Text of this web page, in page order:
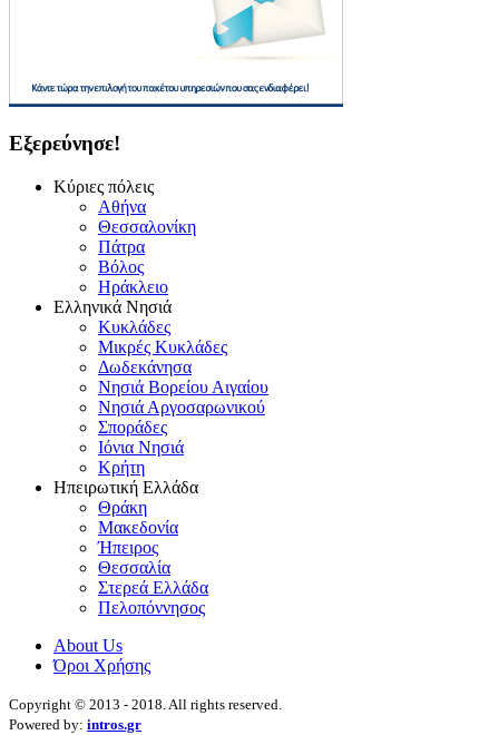
Εξερεύνησε!
Κύριες πόλεις
Αθήνα
Θεσσαλονίκη
Πάτρα
Βόλος
Ηράκλειο
Ελληνικά Νησιά
Κυκλάδες
Μικρές Κυκλάδες
Δωδεκάνησα
Νησιά Βορείου Αιγαίου
Νησιά Αργοσαρωνικού
Σποράδες
Ιόνια Νησιά
Κρήτη
Ηπειρωτική Ελλάδα
Θράκη
Μακεδονία
Ήπειρος
Θεσσαλία
Στερεά Ελλάδα
Πελοπόννησος
About Us
Όροι Χρήσης
Copyright © 2013 - 2018. All rights reserved.
Powered by: intros.gr